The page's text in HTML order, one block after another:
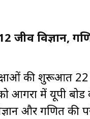
जीव विज्ञान,
की शुरूआत
आगरा में यूपी बोर्ड
और गणित की